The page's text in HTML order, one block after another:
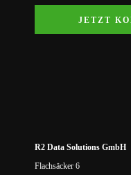
JETZT
R2 Data Solutions GmbH
Flachsäcker 6